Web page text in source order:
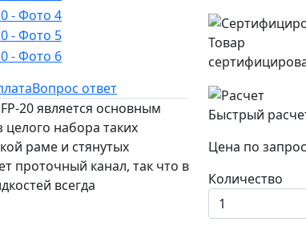
Вопрос ответ
20 является основным
набора таких
раме и стянутых
проточный канал, так что в
всегда
Товар
Быстрый
Цена по
Количество